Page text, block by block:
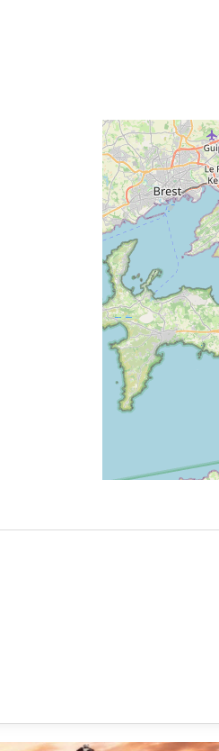
Geolocalisation